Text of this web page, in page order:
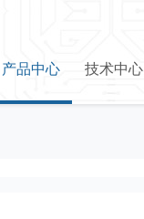
产品中心 技术中心